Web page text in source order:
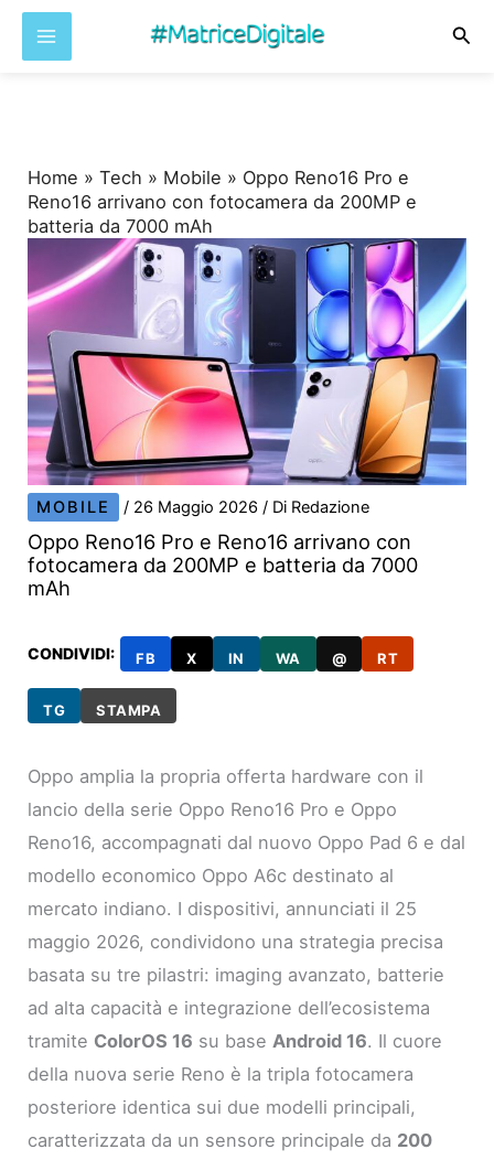
Home »Tech » Mobile » Oppo Reno16 Pro e
Reno16 arrivano con fotocamera da 200MP e
batteria da 7000 mAh
MOBILE / 26 Maggio 2026/ Di Redazione
Oppo Reno16 Pro e Reno16 arrivano con
fotocamera da 200MP e batteria da 7000
mAh
CONDIVIDI: FB X IN WA @ RT
TG STAMPA
Oppo amplia la propria offerta hardware con il
lancio della serie Oppo Reno16 Pro e Oppo
Reno16, accompagnati dal nuovo Oppo Pad 6 e dal
modello economico Oppo A6c destinato al
mercato indiano. I dispositivi, annunciati il 25
maggio 2026, condividono una strategia precisa
basata su tre pilastri: imaging avanzato, batterie
ad alta capacità e integrazione dell’ecosistema
tramite ColorOS 16 su base Android 16. Il cuore
della nuova serie Reno è la tripla fotocamera
posteriore identica sui due modelli principali,
caratterizzata da un sensore principale da 200